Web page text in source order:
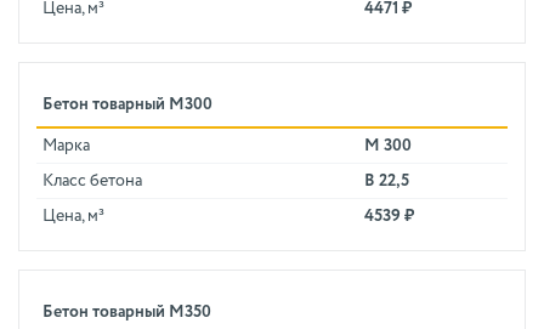
Цена, м³ 4471 ₽
Бетон товарный М300
Марка М 300
Класс бетона В 22,5
Цена, м³ 4539 ₽
Бетон товарный М350